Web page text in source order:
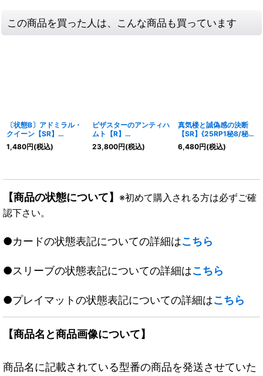
この商品を買った人は、こんな商品も買っています
〔状態B〕アドミラル・
クイーン【SR】
{DM15S2/S5}《水》
1,480円(税込)
ピザスターのアンティハ
ムト【R】
{24EX3SP6/SP6}
《多》
23,800円(税込)
真気楼と誠偽感の決断
【SR】{25RP1秘8/秘
24}《多》
6,480円(税込)
【商品の状態について】 ※初めて購入される方は必ずご確
認下さい。
●カードの状態表記についての詳細はこちら
●スリーブの状態表記についての詳細はこちら
●プレイマットの状態表記についての詳細はこちら
【商品名と商品画像について】
商品名に記載されている型番の商品を発送させていた